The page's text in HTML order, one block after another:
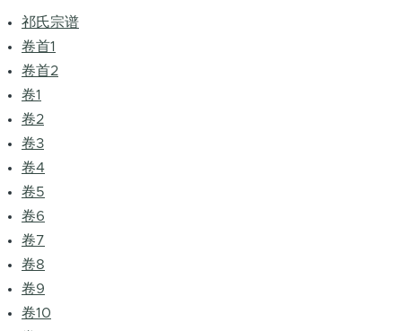
祁氏宗谱
卷首1
卷首2
卷1
卷2
卷3
卷4
卷5
卷6
卷7
卷8
卷9
卷10